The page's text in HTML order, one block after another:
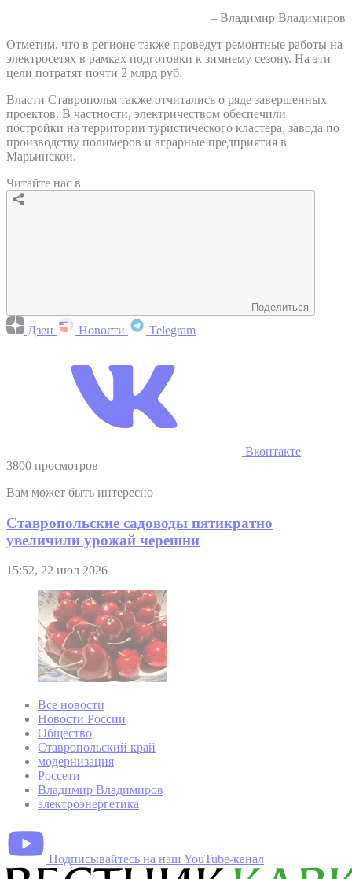
– Владимир Владимиров
Отметим, что в регионе также проведут ремонтные работы на
электросетях в рамках подготовки к зимнему сезону. На эти
цели потратят почти 2 млрд руб.
Власти Ставрополья также отчитались о ряде завершенных
проектов. В частности, электричеством обеспечили
постройки на территории туристического кластера, завода по
производству полимеров и аграрные предприятия в
Марьинской.
Читайте нас в
Поделиться
Дзен Новости Telegram
Вконтакте
3800 просмотров
Вам может быть интересно
Ставропольские садоводы пятикратно
увеличили урожай черешни
15:52, 22 июл 2026
Все новости
Новости России
Общество
Ставропольский край
модернизация
Россети
Владимир Владимиров
электроэнергетика
Подписывайтесь на наш YouTube-канал